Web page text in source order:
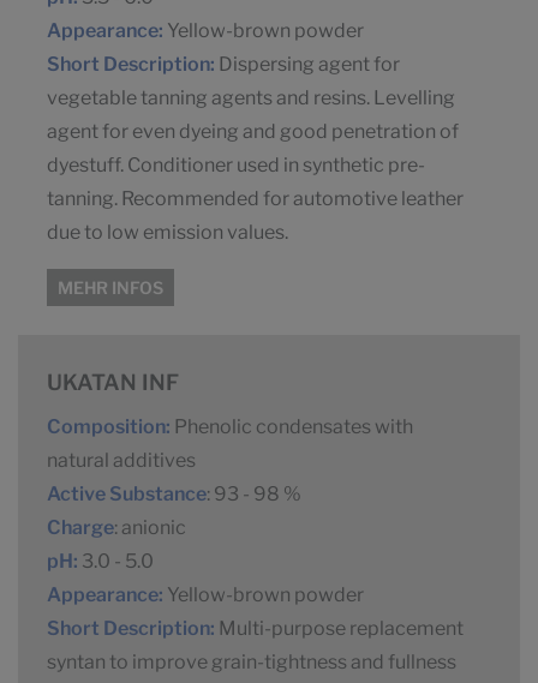
Appearance: Yellow-brown powder
Short Description: Dispersing agent for
vegetable tanning agents and resins. Levelling
agent for even dyeing and good penetration of
dyestuff. Conditioner used in synthetic pre-
tanning. Recommended for automotive leather
due to low emission values.
MEHR INFOS
UKATAN INF
Composition: Phenolic condensates with
natural additives
Active Substance: 93 - 98 %
Charge: anionic
pH: 3.0 - 5.0
Appearance: Yellow-brown powder
Short Description: Multi-purpose replacement
syntan to improve grain-tightness and fullness